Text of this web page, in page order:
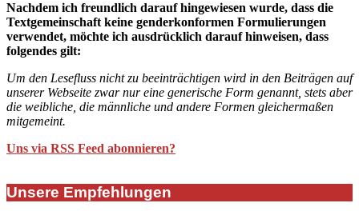
Nachdem ich freundlich darauf hingewiesen wurde, dass die
Textgemeinschaft keine genderkonformen Formulierungen
verwendet, möchte ich ausdrücklich darauf hinweisen, dass
folgendes gilt:
Um den Lesefluss nicht zu beeinträchtigen wird in den Beiträgen auf
unserer Webseite zwar nur eine generische Form genannt, stets aber
die weibliche, die männliche und andere Formen gleichermaßen
mitgemeint.
Uns via RSS Feed abonnieren?
Unsere Empfehlungen